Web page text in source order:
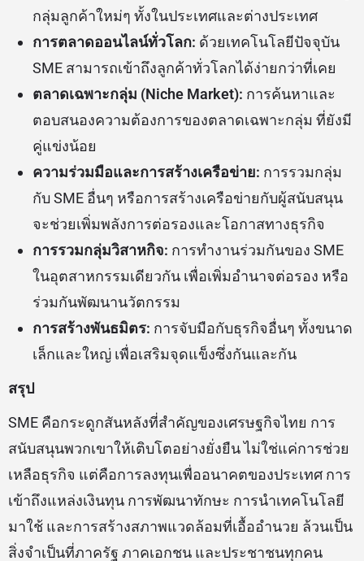
กลุ่มลูกค้าใหม่ๆ ทั้งในประเทศและต่างประเทศ
การตลาดออนไลน์ทั่วโลก: ด้วยเทคโนโลยีปัจจุบัน
SME สามารถเข้าถึงลูกค้าทั่วโลกได้ง่ายกว่าที่เคย
ตลาดเฉพาะกลุ่ม (Niche Market): การค้นหาและ
ตอบสนองความต้องการของตลาดเฉพาะกลุ่ม ที่ยังมี
คู่แข่งน้อย
ความร่วมมือและการสร้างเครือข่าย: การรวมกลุ่ม
กับ SME อื่นๆ หรือการสร้างเครือข่ายกับผู้สนับสนุน
จะช่วยเพิ่มพลังการต่อรองและโอกาสทางธุรกิจ
การรวมกลุ่มวิสาหกิจ: การทำงานร่วมกันของ SME
ในอุตสาหกรรมเดียวกัน เพื่อเพิ่มอำนาจต่อรอง หรือ
ร่วมกันพัฒนานวัตกรรม
การสร้างพันธมิตร: การจับมือกับธุรกิจอื่นๆ ทั้งขนาด
เล็กและใหญ่ เพื่อเสริมจุดแข็งซึ่งกันและกัน
สรุป
SME คือกระดูกสันหลังที่สำคัญของเศรษฐกิจไทย การ
สนับสนุนพวกเขาให้เติบโตอย่างยั่งยืน ไม่ใช่แค่การช่วย
เหลือธุรกิจ แต่คือการลงทุนเพื่ออนาคตของประเทศ การ
เข้าถึงแหล่งเงินทุน การพัฒนาทักษะ การนำเทคโนโลยี
มาใช้ และการสร้างสภาพแวดล้อมที่เอื้ออำนวย ล้วนเป็น
สิ่งจำเป็นที่ภาครัฐ ภาคเอกชน และประชาชนทุกคน